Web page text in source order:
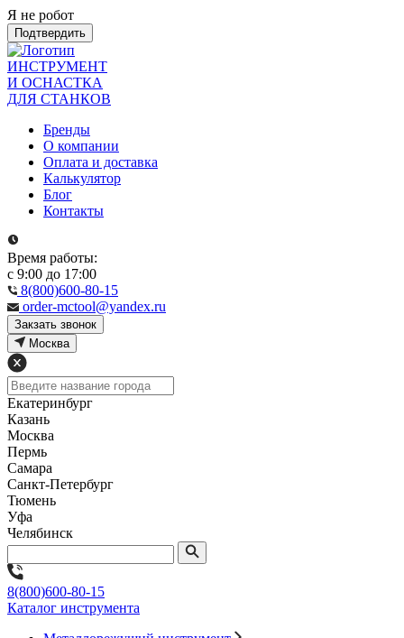
Я не робот
Подтвердить
ИНСТРУМЕНТ
И ОСНАСТКА
ДЛЯ СТАНКОВ
Бренды
О компании
Оплата и доставка
Калькулятор
Блог
Контакты
Время работы:
с 9:00 до 17:00
8(800)600-80-15
order-mctool@yandex.ru
Закзать звонок
Москва
Екатеринбург
Казань
Москва
Пермь
Самара
Санкт-Петербург
Тюмень
Уфа
Челябинск
8(800)600-80-15
Каталог инструмента